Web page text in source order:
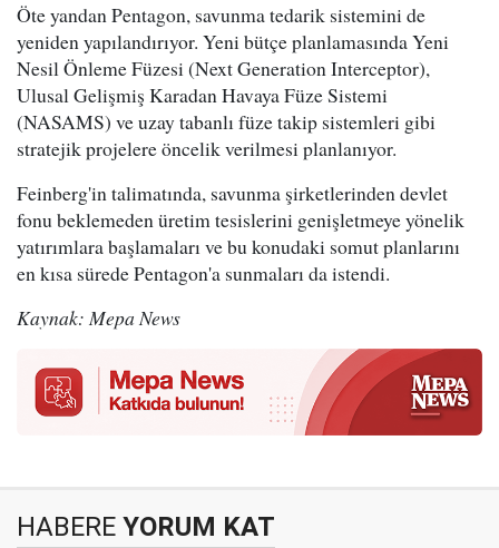
Öte yandan Pentagon, savunma tedarik sistemini de
yeniden yapılandırıyor. Yeni bütçe planlamasında Yeni
Nesil Önleme Füzesi (Next Generation Interceptor),
Ulusal Gelişmiş Karadan Havaya Füze Sistemi
(NASAMS) ve uzay tabanlı füze takip sistemleri gibi
stratejik projelere öncelik verilmesi planlanıyor.
Feinberg'in talimatında, savunma şirketlerinden devlet
fonu beklemeden üretim tesislerini genişletmeye yönelik
yatırımlara başlamaları ve bu konudaki somut planlarını
en kısa sürede Pentagon'a sunmaları da istendi.
Kaynak: Mepa News
HABERE YORUM KAT